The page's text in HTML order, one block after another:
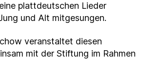
plattdeutschen Lieder
und Alt mitgesungen.
veranstaltet diesen
mit der Stiftung im Rahmen